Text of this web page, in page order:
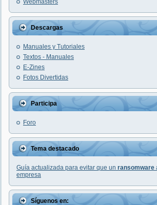
Webmasters
Descargas
Manuales y Tutoriales
Textos - Manuales
E-Zines
Fotos Divertidas
Participa
Foro
Tema destacado
Guía actualizada para evitar que un ransomware
empresa
Síguenos en: